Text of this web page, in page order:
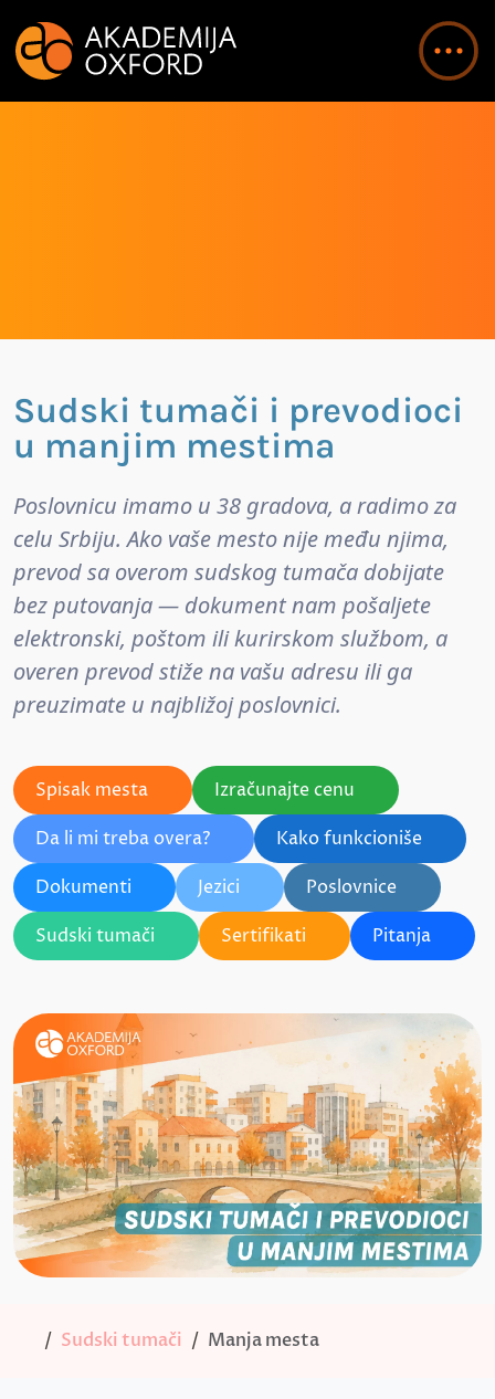
Sudski tumači i prevodioci
u manjim mestima
Poslovnicu imamo u 38 gradova, a radimo za
celu Srbiju. Ako vaše mesto nije među njima,
prevod sa overom sudskog tumača dobijate
bez putovanja — dokument nam pošaljete
elektronski, poštom ili kurirskom službom, a
overen prevod stiže na vašu adresu ili ga
preuzimate u najbližoj poslovnici.
Spisak mesta
Izračunajte cenu
Da li mi treba overa?
Kako funkcioniše
Dokumenti
Jezici
Poslovnice
Sudski tumači
Sertifikati Pitanja
Sudski tumači Manja mesta